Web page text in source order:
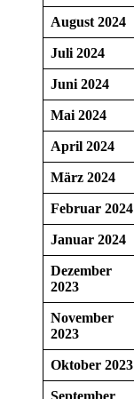
August 2024
Juli 2024
Juni 2024
Mai 2024
April 2024
März 2024
Februar 2024
Januar 2024
Dezember
2023
November
2023
Oktober 2023
September